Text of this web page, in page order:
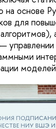
на основе
для
управлении